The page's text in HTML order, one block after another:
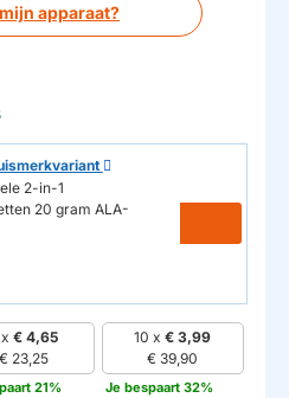
apparaat?
2-in-1
20 gram ALA-
€ 4,65
€ 23,25
21%
10 x€ 3,99
€ 39,90
Je bespaart 32%